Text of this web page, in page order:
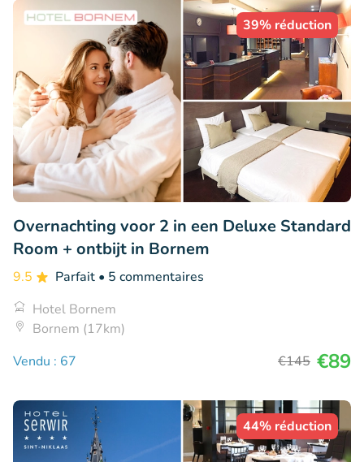
39% réduction
Overnachting voor 2 in een Deluxe Standard
Room + ontbijt in Bornem
9.5 Parfait • 5 commentaires
Hotel Bornem
Bornem (17km)
Vendu : 67
€145 €89
44% réduction